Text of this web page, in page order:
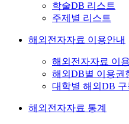
학술DB 리스트
주제별 리스트
해외전자자료 이용안내
해외전자자료 이
해외DB별 이용권
대학별 해외DB
해외전자자료 통계